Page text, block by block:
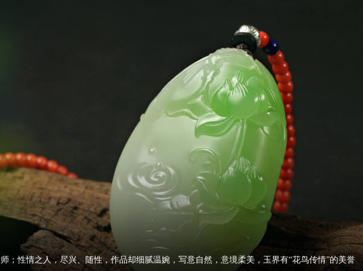
；性情之人，尽兴、随性，作品却细腻温婉，写意自然，意境柔美，玉界有“花鸟传情”的美誉